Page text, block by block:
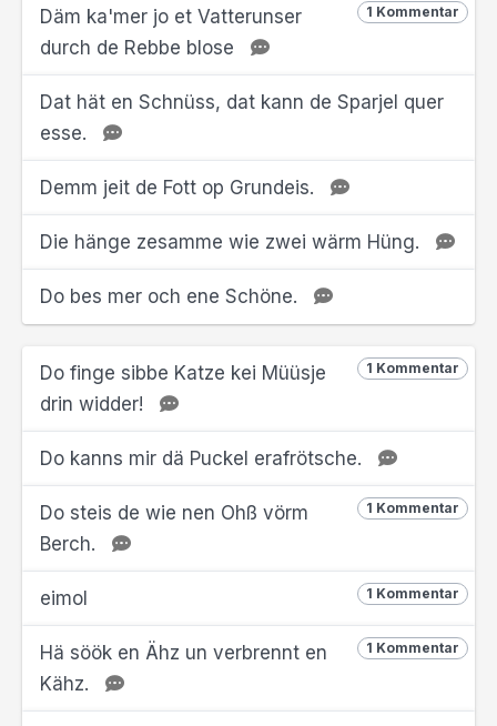
1 Kommentar
Däm ka'mer jo et Vatterunser
durch de Rebbe blose
Dat hät en Schnüss, dat kann de Sparjel quer
esse.
Demm jeit de Fott op Grundeis.
Die hänge zesamme wie zwei wärm Hüng.
Do bes mer och ene Schöne.
1 Kommentar
Do finge sibbe Katze kei Müüsje
drin widder!
Do kanns mir dä Puckel erafrötsche.
1 Kommentar
Do steis de wie nen Ohß vörm
Berch.
1 Kommentar
eimol
1 Kommentar
Hä söök en Ähz un verbrennt en
Kähz.